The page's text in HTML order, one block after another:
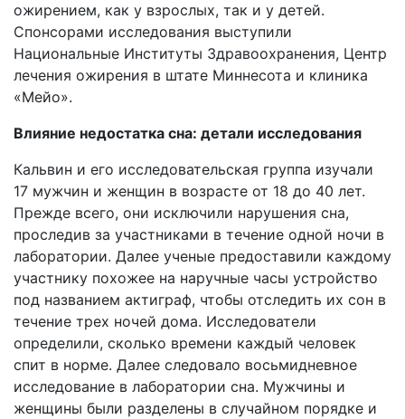
ожирением, как у взрослых, так и у детей.
Спонсорами исследования выступили
Национальные Институты Здравоохранения, Центр
лечения ожирения в штате Миннесота и клиника
«Мейо».
Влияние недостатка сна: детали исследования
Кальвин и его исследовательская группа изучали
17 мужчин и женщин в возрасте от 18 до 40 лет.
Прежде всего, они исключили нарушения сна,
проследив за участниками в течение одной ночи в
лаборатории. Далее ученые предоставили каждому
участнику похожее на наручные часы устройство
под названием актиграф, чтобы отследить их сон в
течение трех ночей дома. Исследователи
определили, сколько времени каждый человек
спит в норме. Далее следовало восьмидневное
исследование в лаборатории сна. Мужчины и
женщины были разделены в случайном порядке и